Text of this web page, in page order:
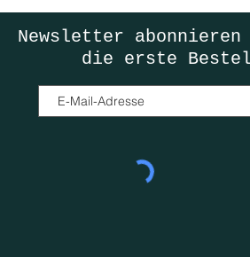
Newsletter
die erste